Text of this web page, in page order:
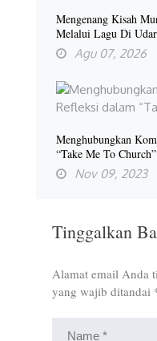
Mengenang Kisah
Melalui Lagu Di
Agu 07, 2026
Menghubungkan
“Take Me To Church”
Nov 09, 2023
Tinggalkan
Alamat email Anda
yang wajib ditandai